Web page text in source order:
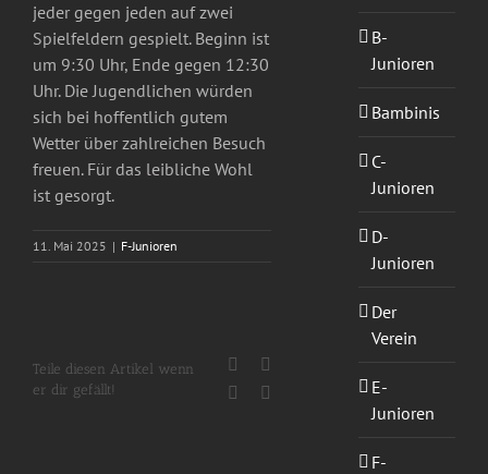
jeder gegen jeden auf zwei
Spielfeldern gespielt. Beginn ist
um 9:30 Uhr, Ende gegen 12:30
Uhr. Die Jugendlichen würden
sich bei hoffentlich gutem
Wetter über zahlreichen Besuch
freuen. Für das leibliche Wohl
ist gesorgt.
11. Mai 2025 | F-Junioren
Teile diesen Artikel wenn
er dir gefällt!
Facebook
WhatsApp
B-
Junioren
Bambinis
C-
Junioren
D-
Junioren
Der
Verein
E-
Junioren
F-